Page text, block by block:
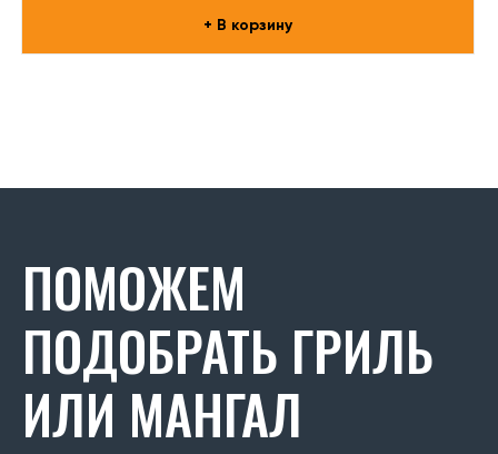
+ В корзину
ПОМОЖЕМ
ПОДОБРАТЬ ГРИЛЬ
ИЛИ МАНГАЛ